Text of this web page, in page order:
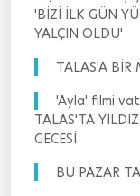
'BİZİ İLK GÜN
YALÇIN OLDU'
TALAS'A BİR
'Ayla' filmi
TALAS'TA
GECESİ
BU PAZAR